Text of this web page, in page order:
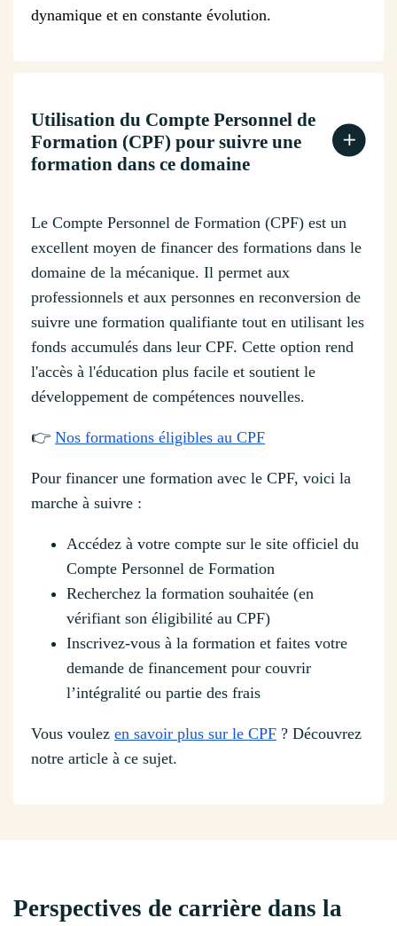
dynamique et en constante évolution.
Utilisation du Compte Personnel de
Formation (CPF) pour suivre une
formation dans ce domaine
Le Compte Personnel de Formation (CPF) est un
excellent moyen de financer des formations dans le
domaine de la mécanique. Il permet aux
professionnels et aux personnes en reconversion de
suivre une formation qualifiante tout en utilisant les
fonds accumulés dans leur CPF. Cette option rend
l'accès à l'éducation plus facile et soutient le
développement de compétences nouvelles.
👉 Nos formations éligibles au CPF
Pour financer une formation avec le CPF, voici la
marche à suivre :
Accédez à votre compte sur le site officiel du
Compte Personnel de Formation
Recherchez la formation souhaitée (en
vérifiant son éligibilité au CPF)
Inscrivez-vous à la formation et faites votre
demande de financement pour couvrir
l’intégralité ou partie des frais
Vous voulez en savoir plus sur le CPF ? Découvrez
notre article à ce sujet.
Perspectives de carrière dans la